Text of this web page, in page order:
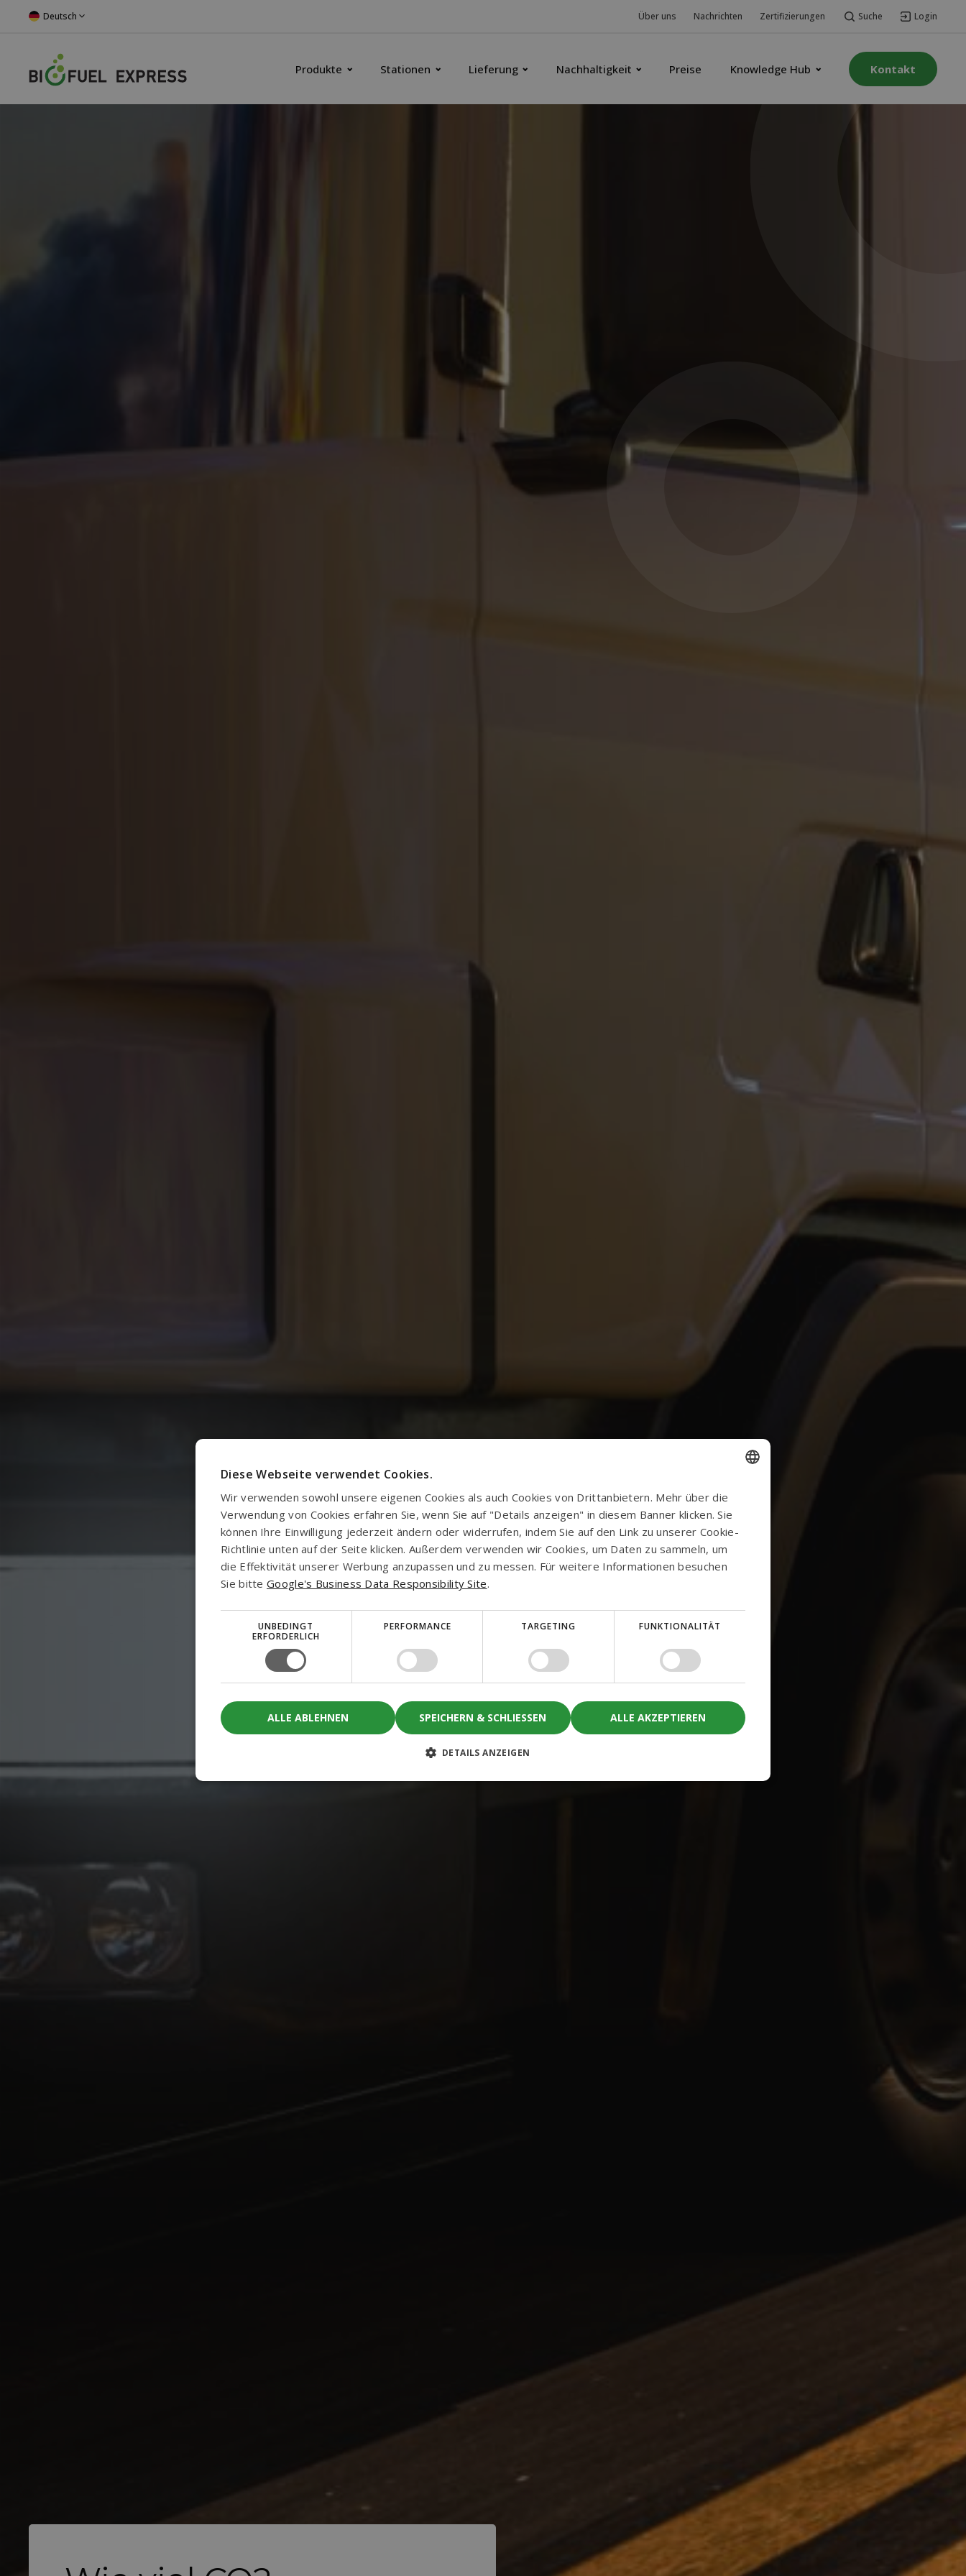
Deutsch Über uns Nachrichten Zertifizierungen Suche Login
Produkte Stationen Lieferung Nachhaltigkeit Preise Knowledge Hub Kontakt
ENGLISH
DANISH
NORWEGIAN
Diese Webseite verwendet Cookies.
Wir verwenden sowohl unsere eigenen Cookies als auch Cookies von Drittanbietern. Mehr über die
Verwendung von Cookies erfahren Sie, wenn Sie auf "Details anzeigen" in diesem Banner klicken. Sie
können Ihre Einwilligung jederzeit ändern oder widerrufen, indem Sie auf den Link zu unserer Cookie-
Richtlinie unten auf der Seite klicken. Außerdem verwenden wir Cookies, um Daten zu sammeln, um
die Effektivität unserer Werbung anzupassen und zu messen. Für weitere Informationen besuchen
Sie bitte Google's Business Data Responsibility Site.
UNBEDINGT
ERFORDERLICH
PERFORMANCE TARGETING FUNKTIONALITÄT
SPEICHERN & SCHLIESSEN ALLE AKZEPTIEREN
ALLE ABLEHNEN
DETAILS ANZEIGEN